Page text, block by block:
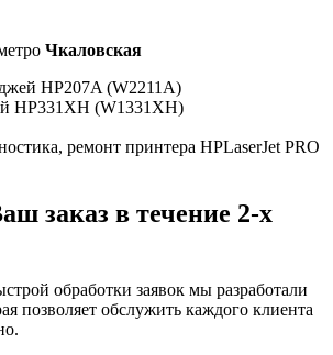
Чкаловская
HP207A (W2211A)
HP331XH (W1331XH)
ремонт принтера HPLaserJet PRO
заказ в течение 2-х
обработки заявок мы разработали
позволяет обслужить каждого клиента